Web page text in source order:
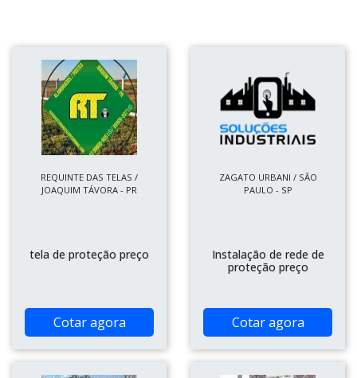
REQUINTE DAS TELAS /
JOAQUIM TÁVORA - PR
tela de proteção preço
Cotar agora
ZAGATO URBANI / SÃO
PAULO - SP
Instalação de rede de
proteção preço
Cotar agora